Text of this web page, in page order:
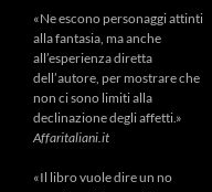
«Ne escono personaggi attinti
alla fantasia, ma anche
all’esperienza diretta
dell’autore, per mostrare che
non ci sono limiti alla
declinazione degli affetti.»
Affaritaliani.it
«Il libro vuole dire un no